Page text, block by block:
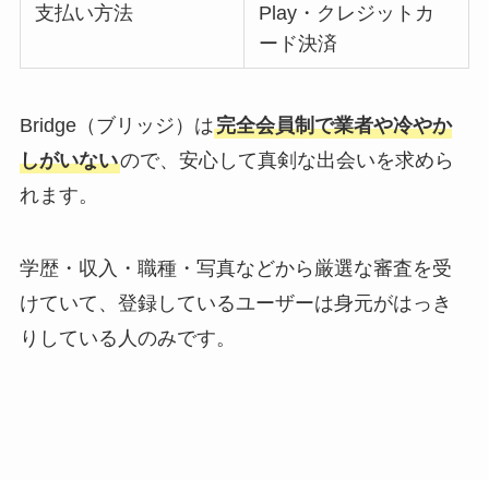
支払い方法
Play・クレジットカ
ード決済
Bridge（ブリッジ）は完全会員制で業者や冷やか
しがいないので、安心して真剣な出会いを求めら
れます。
学歴・収入・職種・写真などから厳選な審査を受
けていて、登録しているユーザーは身元がはっき
りしている人のみです。